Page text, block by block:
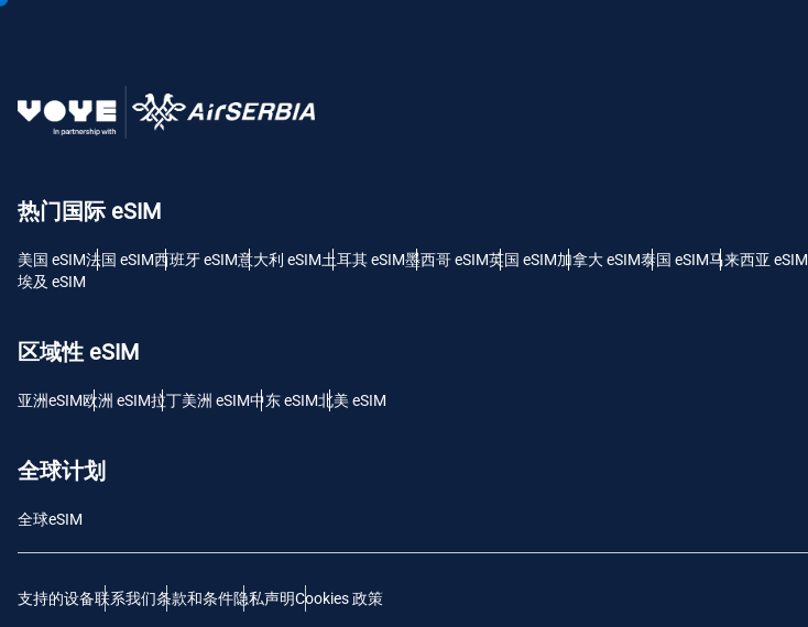
热门国际 eSIM
美国 eSIM法国 eSIM西班牙 eSIM意大利 eSIM土耳其 eSIM墨西哥 eSIM英国 eSIM加拿大 eSIM泰国 eSIM马来西亚 eSIM
埃及 eSIM
区域性 eSIM
亚洲eSIM欧洲 eSIM拉丁美洲 eSIM中东 eSIM北美 eSIM
全球计划
全球eSIM
支持的设备联系我们条款和条件隐私声明Cookies 政策